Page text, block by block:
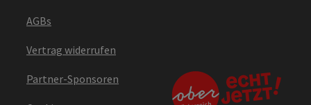
AGBs
Vertrag widerrufen
Partner-Sponsoren